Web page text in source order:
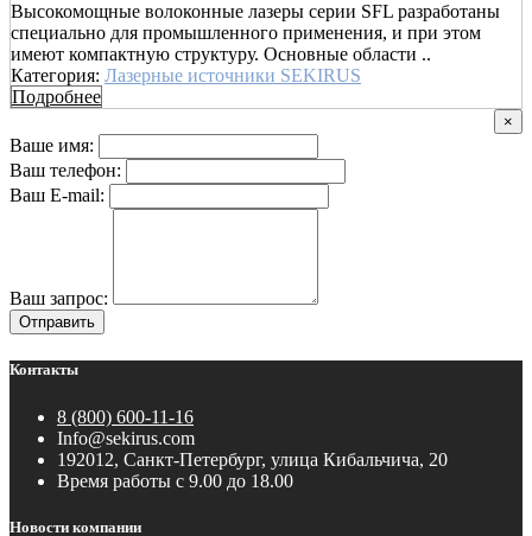
Высокомощные волоконные лазеры серии SFL разработаны
специально для промышленного применения, и при этом
имеют компактную структуру. Основные области ..
Категория: Лазерные источники SEKIRUS
Подробнее
×
Ваше имя:
Ваш телефон:
Ваш E-mail:
Ваш запрос:
Отправить
Контакты
8 (800) 600-11-16
Info@sekirus.com
192012, Санкт-Петербург, улица Кибальчича, 20
Время работы с 9.00 до 18.00
Новости компании